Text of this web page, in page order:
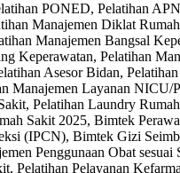
PONED, Pelatihan
Manajemen Diklat
Manajemen Bangsal
Keperawatan, Pelatihan
Asesor Bidan,
Manajemen Layanan NICU/
Pelatihan Laundry
Sakit 2025, Bimtek
(IPCN), Bimtek Gizi
Penggunaan Obat sesuai
Pelatihan Pelayanan